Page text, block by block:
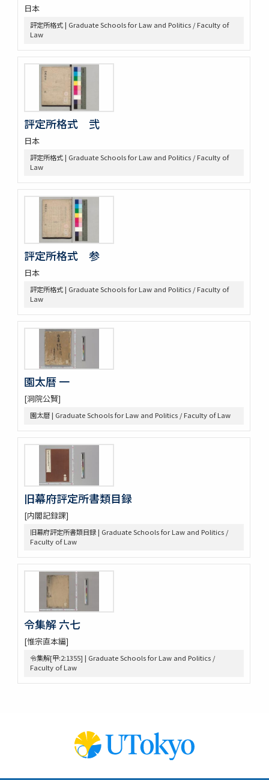
[樺山家文書 第1巻]
[樺山家文書 第3巻]
[樺山家文書 第4巻]
九条公爵家旧蔵古典籍
令義解
園太暦
親長卿記
康富記
古代中世法制史料
中世法制史料
御成敗式目関係古写本群
御成敗式目 [極書あり]
貞永式目新編追加
室町幕府法制史料
令義解・令集解写本・刊本群
令集解[甲:2:342]
令集解[甲:2:671]
令集解[甲:2:1147]
令集解[甲:2:1155]
令集解[甲:2:1355]
令集解[甲:2:2043]
令集解[甲:2:2364]
令義解
近世史料
遠山家記録残闕
豊田友直日記
三井家伝遺書
昌平紀事
宮崎益次郎日記
江戸幕府関係史料
御勝手方御定書并伺之上被仰渡候書付
奥坊主組頭記録
堀田家記録
堀田家記録 公私緊要
佐野年寄分限帳
大成有司心得
利根川用水書類
吉田家雑書類
吉田家江戸町書類
吉田氏御書留
近世法制史料
御条目類集
日本
評定所格式 | Graduate Schools for Law and Politics / Faculty of
Law
評定所格式 弐
日本
評定所格式 | Graduate Schools for Law and Politics / Faculty of
Law
評定所格式 参
日本
評定所格式 | Graduate Schools for Law and Politics / Faculty of
Law
園太暦 一
[洞院公賢]
園太暦 | Graduate Schools for Law and Politics / Faculty of Law
旧幕府評定所書類目録
[内閣記録課]
旧幕府評定所書類目録 | Graduate Schools for Law and Politics /
Faculty of Law
令集解 六七
[惟宗直本編]
令集解[甲:2:1355] | Graduate Schools for Law and Politics /
Faculty of Law